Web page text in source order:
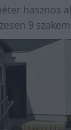
hasznos
9